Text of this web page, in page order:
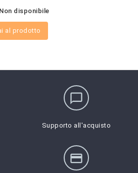
Non disponibile
al prodotto
chat_bubble_outline
Supporto all'acquisto
credit_card